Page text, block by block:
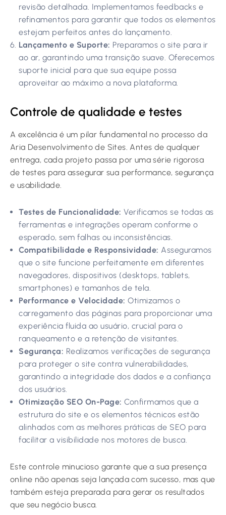
revisão detalhada. Implementamos feedbacks e
refinamentos para garantir que todos os elementos
estejam perfeitos antes do lançamento.
Lançamento e Suporte: Preparamos o site para ir
ao ar, garantindo uma transição suave. Oferecemos
suporte inicial para que sua equipe possa
aproveitar ao máximo a nova plataforma.
Controle de qualidade e testes
A excelência é um pilar fundamental no processo da
Aria Desenvolvimento de Sites. Antes de qualquer
entrega, cada projeto passa por uma série rigorosa
de testes para assegurar sua performance, segurança
e usabilidade.
Testes de Funcionalidade: Verificamos se todas as
ferramentas e integrações operam conforme o
esperado, sem falhas ou inconsistências.
Compatibilidade e Responsividade: Asseguramos
que o site funcione perfeitamente em diferentes
navegadores, dispositivos (desktops, tablets,
smartphones) e tamanhos de tela.
Performance e Velocidade: Otimizamos o
carregamento das páginas para proporcionar uma
experiência fluida ao usuário, crucial para o
ranqueamento e a retenção de visitantes.
Segurança: Realizamos verificações de segurança
para proteger o site contra vulnerabilidades,
garantindo a integridade dos dados e a confiança
dos usuários.
Otimização SEO On-Page: Confirmamos que a
estrutura do site e os elementos técnicos estão
alinhados com as melhores práticas de SEO para
facilitar a visibilidade nos motores de busca.
Este controle minucioso garante que a sua presença
online não apenas seja lançada com sucesso, mas que
também esteja preparada para gerar os resultados
que seu negócio busca.